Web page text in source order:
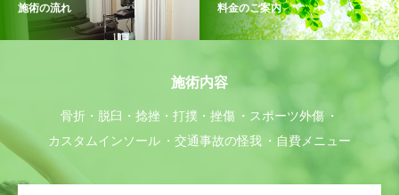
施術の流れ 料金のご案内
施術内容
骨折・脱臼・捻挫・打撲・挫傷
スポーツ外傷
カスタムインソール
交通事故の怪我 自費メニュー